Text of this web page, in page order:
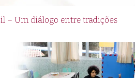
– Um diálogo entre tradições